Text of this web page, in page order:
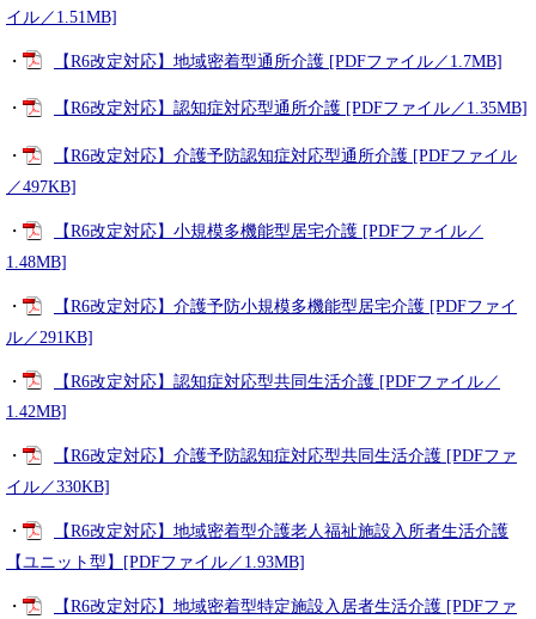
イル／1.51MB]
・ 【R6改定対応】地域密着型通所介護 [PDFファイル／1.7MB]
・ 【R6改定対応】認知症対応型通所介護 [PDFファイル／1.35MB]
・
【R6改定対応】介護予防認知症対応型通所介護 [PDFファイル
／497KB]
・
【R6改定対応】小規模多機能型居宅介護 [PDFファイル／
1.48MB]
・
【R6改定対応】介護予防小規模多機能型居宅介護 [PDFファイ
ル／291KB]
・
【R6改定対応】認知症対応型共同生活介護 [PDFファイル／
1.42MB]
・
【R6改定対応】介護予防認知症対応型共同生活介護 [PDFファ
イル／330KB]
・
【R6改定対応】地域密着型介護老人福祉施設入所者生活介護
【ユニット型】[PDFファイル／1.93MB]
・
【R6改定対応】地域密着型特定施設入居者生活介護 [PDFファ